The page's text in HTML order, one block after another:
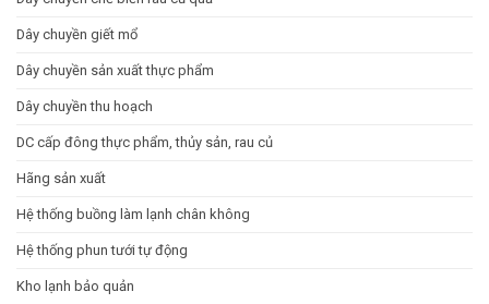
giá
Dây chuyền giết mổ
Dây chuyền sản xuất thực phẩm
Dây chuyền thu hoạch
DC cấp đông thực phẩm, thủy sản, rau củ
Hãng sản xuất
Hệ thống buồng làm lạnh chân không
Hệ thống phun tưới tự động
Kho lạnh bảo quản